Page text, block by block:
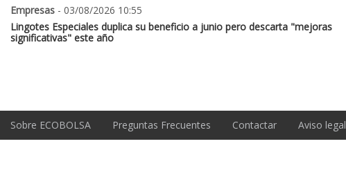
Empresas - 03/08/2026 10:55
Lingotes Especiales duplica su beneficio a junio pero descarta "mejoras
significativas" este año
Sobre ECOBOLSA Preguntas Frecuentes Contactar Aviso legal